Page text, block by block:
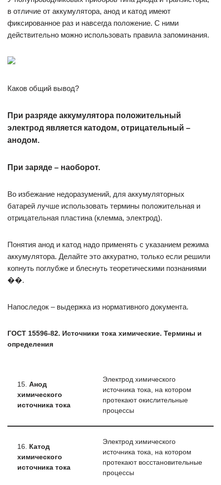
в отличие от аккумулятора, анод и катод имеют
фиксированное раз и навсегда положение. С ними
действительно можно использовать правила запоминания.
Каков общий вывод?
При разряде аккумулятора положительный
электрод является катодом, отрицательный –
анодом.
При заряде – наоборот.
Во избежание недоразумений, для аккумуляторных
батарей лучше использовать термины положительная и
отрицательная пластина (клемма, электрод).
Понятия анод и катод надо применять с указанием режима
аккумулятора. Делайте это аккуратно, только если решили
копнуть поглубже и блеснуть теоретическими познаниями
��.
Напоследок – выдержка из нормативного документа.
ГОСТ 15596-82. Источники тока химические. Термины и
определения
15. Анод
химического
источника тока
Электрод химического
источника тока, на котором
протекают окислительные
процессы
16. Катод
химического
источника тока
Электрод химического
источника тока, на котором
протекают восстановительные
процессы